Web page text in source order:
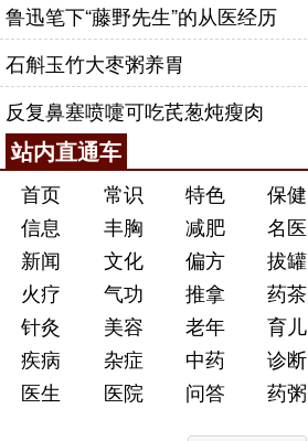
鲁迅笔下“藤野先生”的从医经历
石斛玉竹大枣粥养胃
反复鼻塞喷嚏可吃芪葱炖瘦肉
站内直通车
首页 常识 特色 保健
信息
丰胸 减肥 名医
新闻
文化 偏方 拔罐
火疗
气功 推拿 药茶
针灸
美容 老年 育儿
疾病
杂症 中药 诊断
医生
医院 问答 药粥